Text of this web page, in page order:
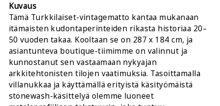
Kuvaus
Tämä Turkkilaiset-vintagematto kantaa mukanaan
itämaisten kudontaperinteiden rikasta historiaa 20–
50 vuoden takaa. Kooltaan se on 287 x 184 cm, ja
asiantunteva boutique-tiimimme on valinnut ja
kunnostanut sen vastaamaan nykyajan
arkkitehtonisten tilojen vaatimuksia. Tasoittamalla
villanukkaa ja käyttämällä erityistä käsityömäistä
stonewash-käsittelyä olemme luoneet